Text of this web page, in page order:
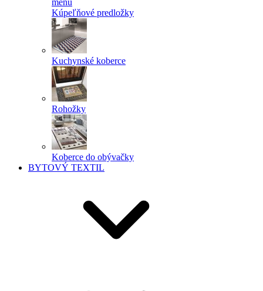
menu
Kúpeľňové predložky
Kuchynské koberce
Rohožky
Koberce do obývačky
BYTOVÝ TEXTIL